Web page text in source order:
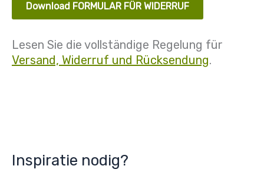
Inspiratie nodig?
Download FORMULAR FÜR WIDERRUF
Lesen Sie die vollständige Regelung für
Versand, Widerruf und Rücksendung.